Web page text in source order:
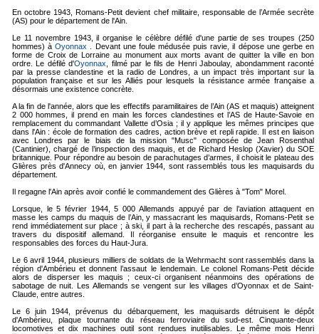
En octobre 1943, Romans-Petit devient chef militaire, responsable de l’Armée secrète
(AS) pour le département de l'Ain.
Le 11 novembre 1943, il organise le célèbre défilé d'une partie de ses troupes (250
hommes) àOyonnax
. Devant une foule médusée puis ravie, il dépose une gerbe en
forme de Croix de Lorraine au monument aux morts avant de quitter la ville en bon
ordre. Le défilé d'Oyonnax
, filmé par le fils de Henri Jaboulay, abondamment raconté
par la presse clandestine et la radio de Londres, a un impact très important sur la
population française et sur les Alliés pour lesquels la résistance armée française a
désormais une existence concrète.
A la fin de l'année, alors que les effectifs paramilitaires de l’Ain (AS et maquis) atteignent
2 000 hommes, il prend en main les forces clandestines et l’AS de Haute-Savoie en
remplacement du commandant Vallette d’Osia ; il y applique les mêmes principes que
dans l'Ain : école de formation des cadres, action brève et repli rapide. Il est en liaison
avec Londres par le biais de la mission "Musc" composée de Jean Rosenthal
(Cantinier), chargé de l’inspection des maquis, et de Richard Heslop (Xavier) du SOE
britannique. Pour répondre au besoin de parachutages d’armes, il choisit le plateau des
Glières près d'Annecy où, en janvier 1944, sont rassemblés tous les maquisards du
département.
Il regagne l'Ain après avoir confié le commandement des Glières à "Tom" Morel.
Lorsque, le 5 février 1944, 5 000 Allemands appuyé par de l’aviation attaquent en
masse les camps du maquis de l’Ain, y massacrant les maquisards, Romans-Petit se
rend immédiatement sur place ; à ski, il part à la recherche des rescapés, passant au
travers du dispositif allemand. Il réorganise ensuite le maquis et rencontre les
responsables des forces du Haut-Jura.
Le 6 avril 1944, plusieurs milliers de soldats de la Wehrmacht sont rassemblés dans la
région d'Ambérieu et donnent l’assaut le lendemain. Le colonel Romans-Petit décide
alors de disperser les maquis ; ceux-ci organisent néanmoins des opérations de
sabotage de nuit. Les Allemands se vengent sur les villages d’Oyonnax et de Saint-
Claude, entre autres.
Le 6 juin 1944, prévenus du débarquement, les maquisards détruisent le dépôt
d'Ambérieu, plaque tournante du réseau ferroviaire du sud-est. Cinquante-deux
locomotives et dix machines outil sont rendues inutilisables. Le même mois Henri